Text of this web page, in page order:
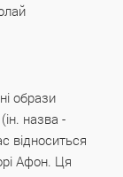
образи
назва -
відноситься
Афон. Ця